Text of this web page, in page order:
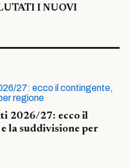
I NUOVI
2026/27: ecco il
la suddivisione per